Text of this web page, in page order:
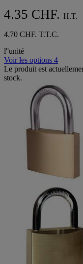
4.35 CHF. H.T.
4.70 CHF. T.T.C.
l''unité
Voir les options 4
Le produit est
stock.